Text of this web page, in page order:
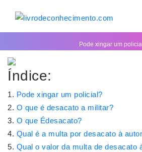
Pode xingar um
Índice:
Pode xingar um policial?
O que é desacato a militar?
O que Édesacato?
Qual é a multa por desacato à
Qual o valor da multa de desacato